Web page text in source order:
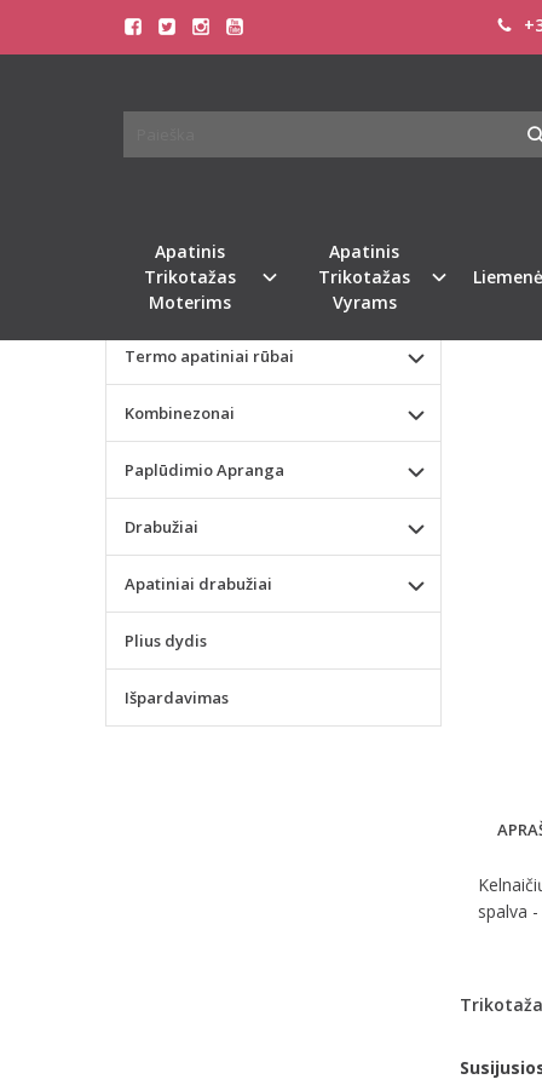
Apatinis
Trikotažas
Moterims
Apatinis
Trikotažas
Vyrams
spalva
Valentino dienos dovana
Liemenėlės
Termo apatiniai rūbai
Kombinezonai
Paplūdimio Apranga
Drabužiai
Apatiniai drabužiai
Plius dydis
Išpardavimas